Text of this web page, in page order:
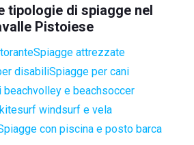
tipologie di spiagge nel
Pistoiese
Spiagge attrezzate
disabiliSpiagge per cani
beachvolley e beachsoccer
windsurf e vela
con piscina e posto barca